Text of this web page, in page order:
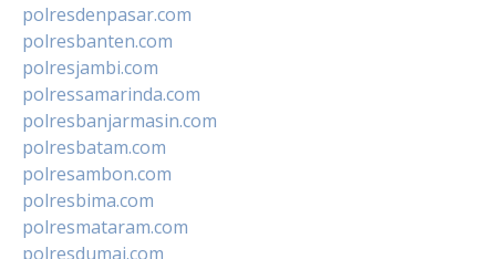
polresdenpasar.com
polresbanten.com
polresjambi.com
polressamarinda.com
polresbanjarmasin.com
polresbatam.com
polresambon.com
polresbima.com
polresmataram.com
polresdumai.com